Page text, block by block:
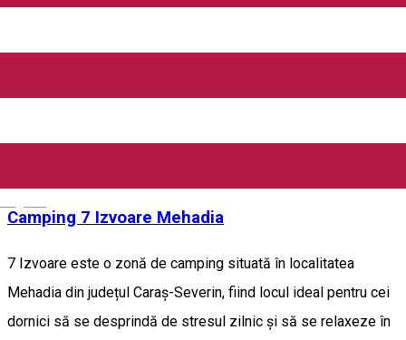
rând pentru izvoarele termale, dar și pentru frumusețea sa
Drum Baraj, România
Camping 7 Izvoare Mehadia
7 Izvoare este o zonă de camping situată în localitatea
Mehadia din județul Caraș-Severin, fiind locul ideal pentru cei
dornici să se desprindă de stresul zilnic și să se relaxeze în